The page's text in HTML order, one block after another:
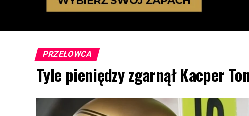
PRZEŁOWCA
Tyle pieniędzy zgarnął Kacper